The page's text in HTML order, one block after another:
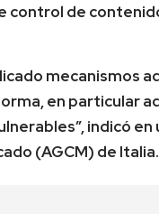
control de
mecanismos
en particular
indicó
(AGCM) de Italia.